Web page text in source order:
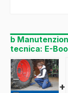
b
tecnica: E-
+